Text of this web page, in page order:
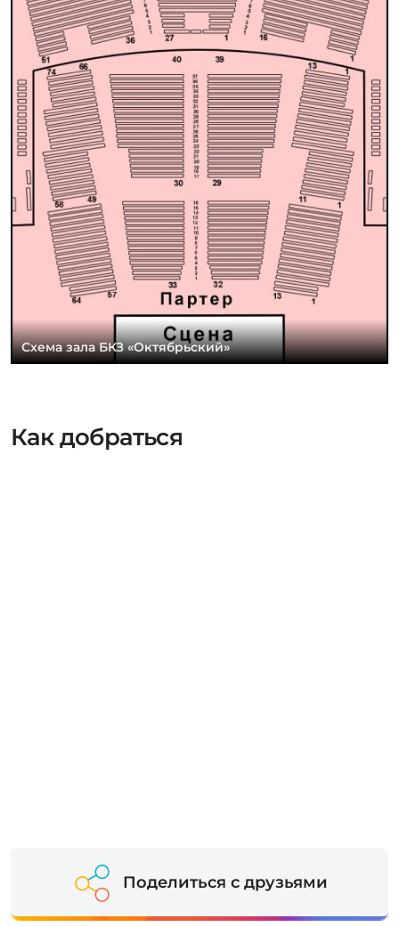
Схема зала БКЗ «Октябрьский»
Как добраться
Поделиться с друзьями